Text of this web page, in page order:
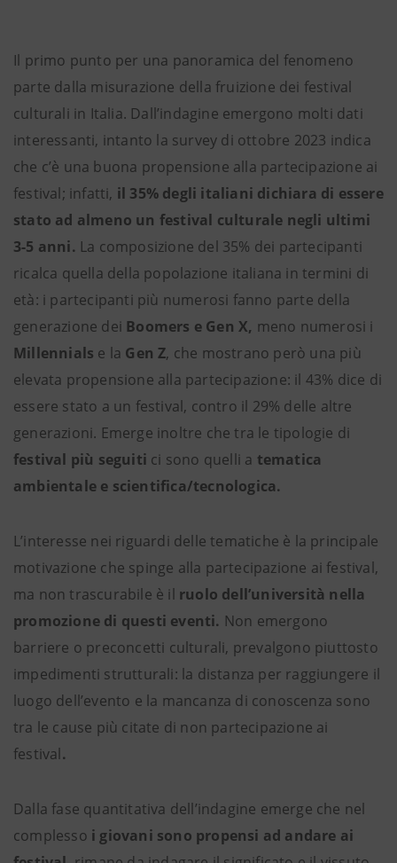
Il primo punto per una panoramica del fenomeno
parte dalla misurazione della fruizione dei festival
culturali in Italia. Dall’indagine emergono molti dati
interessanti, intanto la survey di ottobre 2023 indica
che c’è una buona propensione alla partecipazione ai
festival; infatti, il 35% degli italiani dichiara di essere
stato ad almeno un festival culturale negli ultimi
3-5 anni. La composizione del 35% dei partecipanti
ricalca quella della popolazione italiana in termini di
età: i partecipanti più numerosi fanno parte della
generazione dei Boomers e Gen X, meno numerosi i
Millennials e la Gen Z, che mostrano però una più
elevata propensione alla partecipazione: il 43% dice di
essere stato a un festival, contro il 29% delle altre
generazioni. Emerge inoltre che tra le tipologie di
festival più seguiti ci sono quelli a tematica
ambientale e scientifica/tecnologica.
L’interesse nei riguardi delle tematiche è la principale
motivazione che spinge alla partecipazione ai festival,
ma non trascurabile è il ruolo dell’università nella
promozione di questi eventi. Non emergono
barriere o preconcetti culturali, prevalgono piuttosto
impedimenti strutturali: la distanza per raggiungere il
luogo dell’evento e la mancanza di conoscenza sono
tra le cause più citate di non partecipazione ai
festival.
Dalla fase quantitativa dell’indagine emerge che nel
complesso i giovani sono propensi ad andare ai